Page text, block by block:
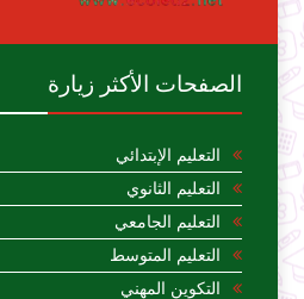
الصفحات الأكثر زيارة
التعليم الإبتدائي
التعليم الثانوي
التعليم الجامعي
التعليم المتوسط
التكوين المهني